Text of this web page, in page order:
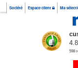
Société Espace client Ma
4.8
598